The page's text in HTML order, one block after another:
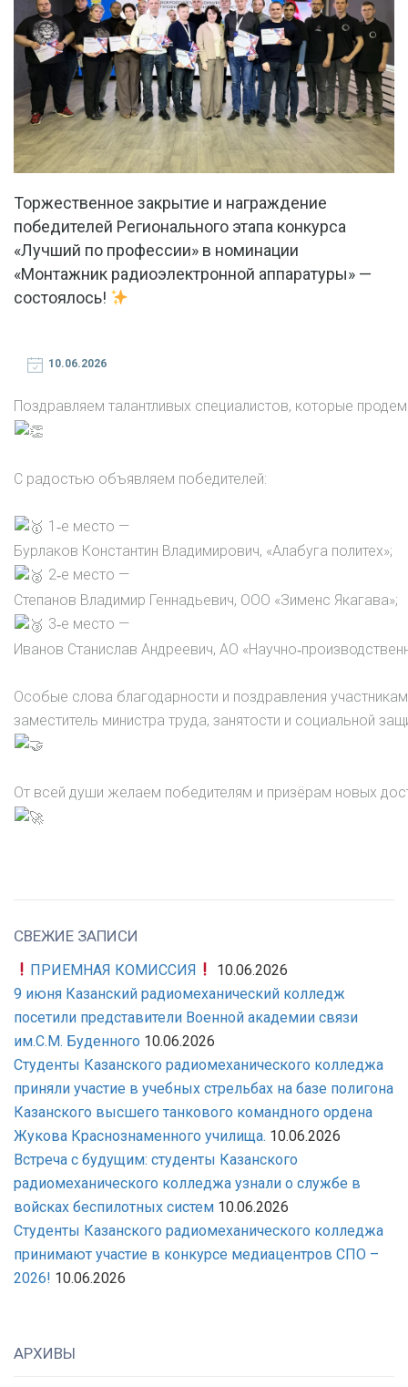
Торжественное закрытие и награждение
победителей Регионального этапа конкурса
«Лучший по профессии» в номинации
«Монтажник радиоэлектронной аппаратуры» —
состоялось!
10.06.2026
Поздравляем талантливых специалистов, которые
С радостью объявляем победителей:
1‑е место —
Бурлаков Константин Владимирович, «Алабуга политех»;
2‑е место —
Степанов Владимир Геннадьевич, ООО «Зименс Якагава»;
3‑е место —
Иванов Станислав Андреевич, АО
Особые слова благодарности и поздравления
заместитель министра труда, занятости и социальной
От всей души желаем победителям и призёрам новых
СВЕЖИЕ ЗАПИСИ
ПРИЕМНАЯ КОМИССИЯ
10.06.2026
9 июня Казанский радиомеханический колледж
посетили представители Военной академии связи
им.С.М. Буденного 10.06.2026
Студенты Казанского радиомеханического колледжа
приняли участие в учебных стрельбах на базе полигона
Казанского высшего танкового командного ордена
Жукова Краснознаменного училища. 10.06.2026
Встреча с будущим: студенты Казанского
радиомеханического колледжа узнали о службе в
войсках беспилотных систем 10.06.2026
Студенты Казанского радиомеханического колледжа
принимают участие в конкурсе медиацентров СПО –
2026! 10.06.2026
АРХИВЫ